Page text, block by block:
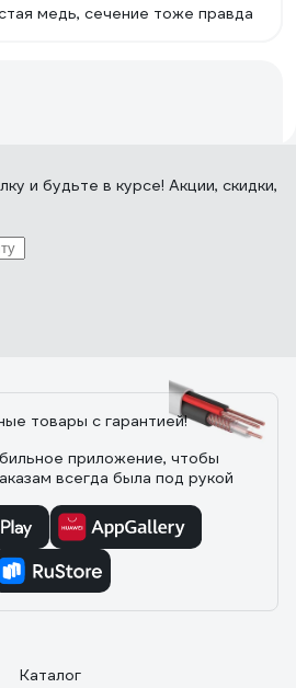
медь, сечение тоже правда
SAT 703B 75 Ом,
2431-20
2 PROCONNECT
96/, 200м., белый 01-
и будьте в курсе! Акции, скидки,
товары с гарантией!
приложение, чтобы
всегда была под рукой
Каталог